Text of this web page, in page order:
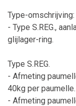
Type-omschrijving:
- Type S.REG.,
glijlager-ring.
Type S.REG.
- Afmeting
40kg per paumelle.
- Afmeting